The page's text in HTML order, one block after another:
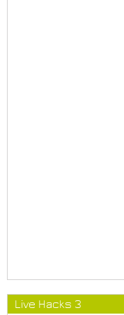
Live Hacks 3